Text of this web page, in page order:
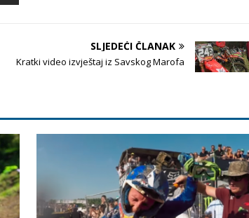
SLJEDEĆI ČLANAK
Kratki video izvještaj iz Savskog Marofa